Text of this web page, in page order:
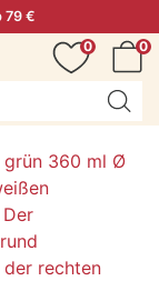
79 €
0
0